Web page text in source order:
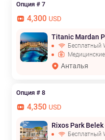
Опция # 7
4,300 USD
Titanic Mardan
Бесплатный
Медицинские
Анталья
Опция # 8
4,350 USD
Rixos Park
Бесплатный